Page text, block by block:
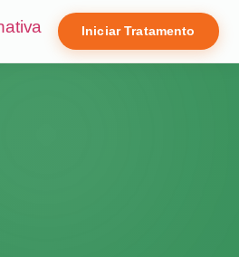
Iniciar Tratamento